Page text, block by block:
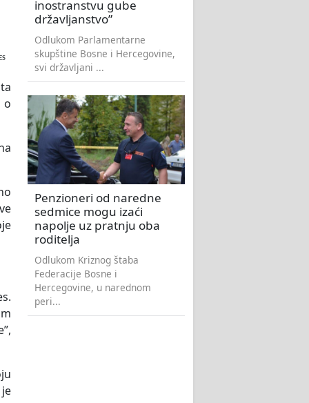
o
inostranstvu gube
državljanstvo”
Odlukom Parlamentarne
skupštine Bosne i Hercegovine,
svi državljani ...
Penzioneri od naredne
sedmice mogu izaći
napolje uz pratnju oba
roditelja
Odlukom Kriznog štaba
Federacije Bosne i
Hercegovine, u narednom
peri...